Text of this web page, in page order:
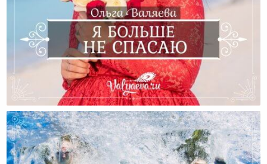
Я Больше Не Спасаю